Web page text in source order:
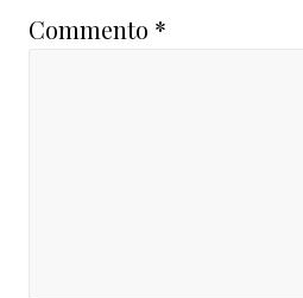
Commento *